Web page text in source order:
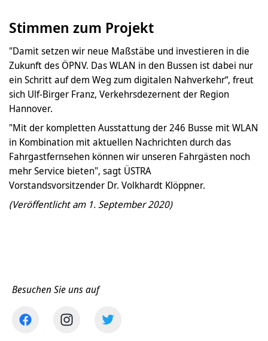
Stimmen zum Projekt
"Damit setzen wir neue Maßstäbe und investieren in die
Zukunft des ÖPNV. Das WLAN in den Bussen ist dabei nur
ein Schritt auf dem Weg zum digitalen Nahverkehr“, freut
sich Ulf-Birger Franz, Verkehrsdezernent der Region
Hannover.
"Mit der kompletten Ausstattung der 246 Busse mit WLAN
in Kombination mit aktuellen Nachrichten durch das
Fahrgastfernsehen können wir unseren Fahrgästen noch
mehr Service bieten", sagt ÜSTRA
Vorstandsvorsitzender Dr. Volkhardt Klöppner.
(Veröffentlicht am 1. September 2020)
Besuchen Sie uns auf